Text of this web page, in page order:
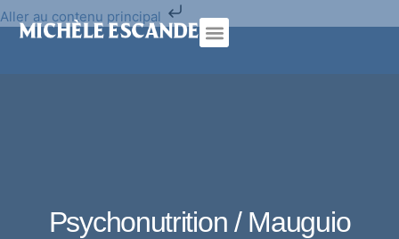
Aller au contenu principal
Psychonutrition / Mauguio